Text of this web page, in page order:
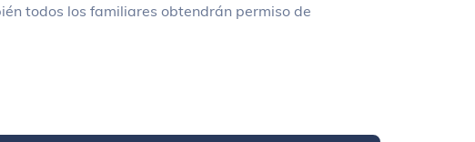
todos los familiares obtendrán permiso de